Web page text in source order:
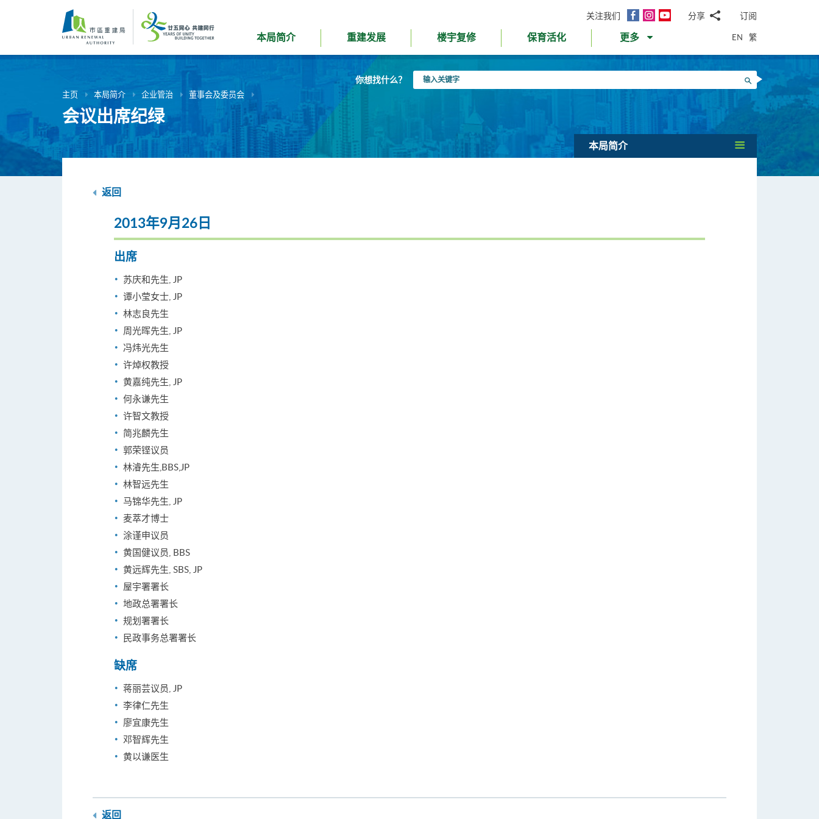
内
关注我们
面
InstagramYouTube分享
邮WhatsApp
微
信
面
书Twitter
LinkedIn
微
订阅
本局简介 重建发展 楼宇复修 保育活化 更多 EN 繁
你想找什么？
入
搜寻
主页 本局简介 企业管治 董事会及委员会
会议出席纪绿
本局简介
返回
2013年9月26日
出席
苏庆和先生, JP
谭小莹女士, JP
林志良先生
周光晖先生, JP
冯炜光先生
许焯权教授
黄嘉纯先生, JP
何永谦先生
许智文教授
简兆麟先生
郭荣铿议员
林濬先生,BBS,JP
林智远先生
马锦华先生, JP
麦萃才博士
涂谨申议员
黄国健议员, BBS
黄远辉先生, SBS, JP
屋宇署署长
地政总署署长
规划署署长
民政事务总署署长
缺席
蒋丽芸议员, JP
李律仁先生
廖宜康先生
邓智辉先生
黄以谦医生
返回